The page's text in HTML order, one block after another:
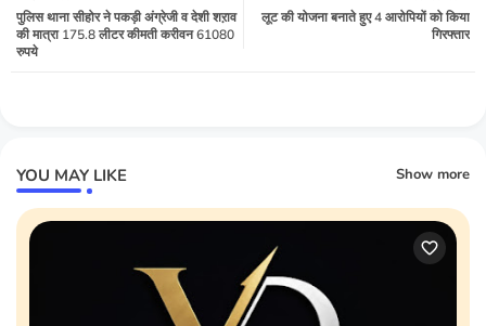
लूट की योजना बनाते हुए 4 आरोपियों को किया
गिरफ्तार
पुलिस थाना सीहोर ने पकड़ी अंग्रेजी व देशी शऱाव
की मात्रा 175.8 लीटर कीमती करीवन 61080
रुपये
YOU MAY LIKE Show more